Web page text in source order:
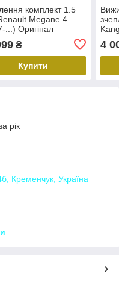
комплект 1.5
Megane 4
...) Оригінал
₴
Купити
4
рік
Кременчук, Україна